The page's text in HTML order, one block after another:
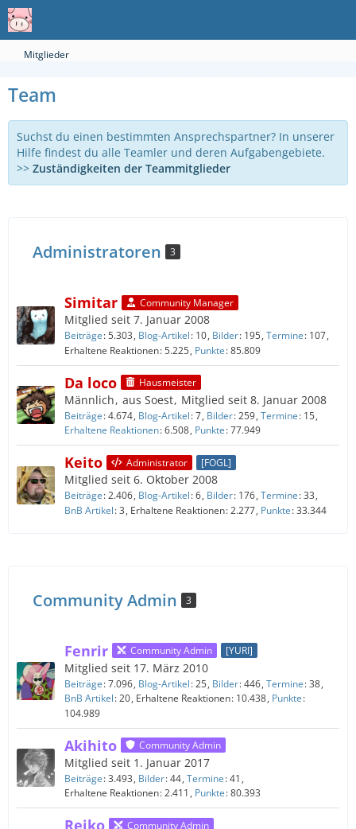
Mitglieder
Team
Suchst du einen bestimmten Ansprechspartner? In unserer
Hilfe findest du alle Teamler und deren Aufgabengebiete.
>> Zuständigkeiten der Teammitglieder
Administratoren 3
Simitar Community Manager
Mitglied seit 7. Januar 2008
Beiträge 5.303 Blog-Artikel 10 Bilder 195 Termine 107
Erhaltene Reaktionen 5.225 Punkte 85.809
Da loco Hausmeister
Männlich aus Soest Mitglied seit 8. Januar 2008
Beiträge 4.674 Blog-Artikel 7 Bilder 259 Termine 15
Erhaltene Reaktionen 6.508 Punkte 77.949
Keito Administrator [FOGL]
Mitglied seit 6. Oktober 2008
Beiträge 2.406 Blog-Artikel 6 Bilder 176 Termine 33
BnB Artikel 3 Erhaltene Reaktionen 2.277 Punkte 33.344
Community Admin 3
Fenrir Community Admin [YURI]
Mitglied seit 17. März 2010
Beiträge 7.096 Blog-Artikel 25 Bilder 446 Termine 38
BnB Artikel 20 Erhaltene Reaktionen 10.438 Punkte
104.989
Akihito Community Admin
Mitglied seit 1. Januar 2017
Beiträge 3.493 Bilder 44 Termine 41
Erhaltene Reaktionen 2.411 Punkte 80.393
Reiko Community Admin